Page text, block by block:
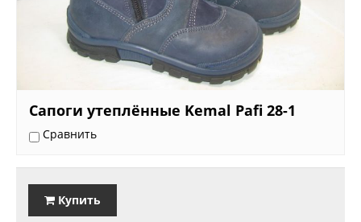
Сапоги утеплённые Kemal Pafi 28-1
Сравнить
Купить